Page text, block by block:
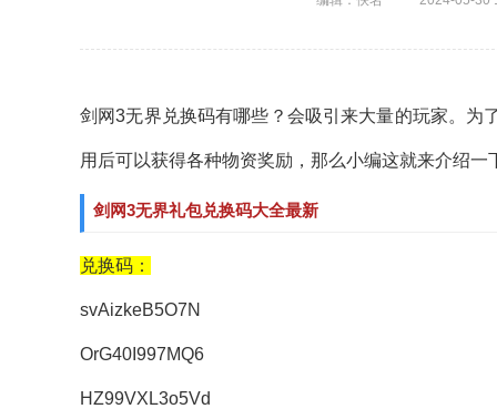
剑网3无界兑换码有哪些？会吸引来大量的玩家。为
用后可以获得各种物资奖励，那么小编这就来介绍一
剑网3无界礼包兑换码大全最新
兑换码：
svAizkeB5O7N
OrG40I997MQ6
HZ99VXL3o5Vd